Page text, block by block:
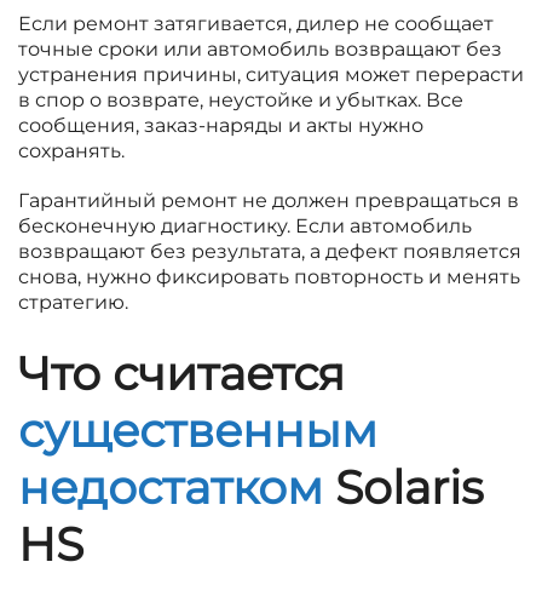
Если ремонт затягивается, дилер не сообщает
точные сроки или автомобиль возвращают без
устранения причины, ситуация может перерасти
в спор о возврате, неустойке и убытках. Все
сообщения, заказ-наряды и акты нужно
сохранять.
Гарантийный ремонт не должен превращаться в
бесконечную диагностику. Если автомобиль
возвращают без результата, а дефект появляется
снова, нужно фиксировать повторность и менять
стратегию.
Что считается
существенным
недостатком Solaris
HS